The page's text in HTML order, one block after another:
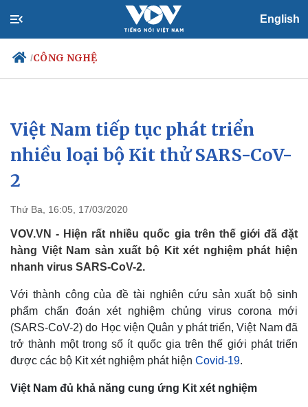
English
/CÔNG NGHỆ
Chính trị
Đảng
Tổ chức nhân sự
Quốc hội
Xã hội
Tin 24h
Dự báo thời tiết
Việt Nam tiếp tục phát triển
nhiều loại bộ Kit thử SARS-CoV-
2
Thứ Ba, 16:05, 17/03/2020
VOV.VN - Hiện rất nhiều quốc gia trên thế giới đã đặt
hàng Việt Nam sản xuất bộ Kit xét nghiệm phát hiện
nhanh virus SARS-CoV-2.
Với thành công của đề tài nghiên cứu sản xuất bộ sinh
phẩm chẩn đoán xét nghiệm chủng virus corona mới
(SARS-CoV-2) do Học viện Quân y phát triển, Việt Nam đã
trở thành một trong số ít quốc gia trên thế giới phát triển
được các bộ Kit xét nghiệm phát hiện Covid-19.
Việt Nam đủ khả năng cung ứng Kit xét nghiệm